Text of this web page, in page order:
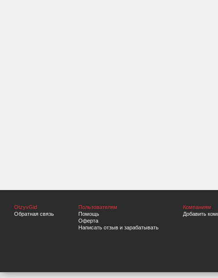
OtzyvGid
Обратная связь
Пользователям
Помощь
Оферта
Написать отзыв и зарабатывать
Компаниям
Добавить